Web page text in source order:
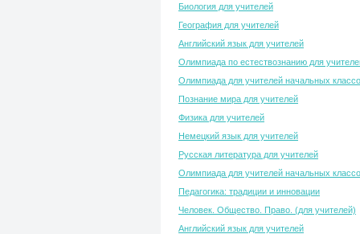
Биология для учителей
География для учителей
Английский язык для учителей
Олимпиада по естествознанию для
Олимпиада для учителей начальных
Познание мира для учителей
Физика для учителей
Немецкий язык для учителей
Русская литература для учителей
Олимпиада для учителей начальных
Педагогика: традиции и инновации
Человек. Общество. Право. (для учителей)
Английский язык для учителей